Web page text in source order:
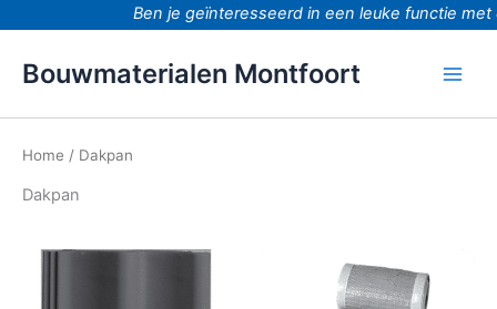
Ben je geïnteresseerd in een leuke functie
Bouwmaterialen Montfoort
Home / Dakpan
Dakpan